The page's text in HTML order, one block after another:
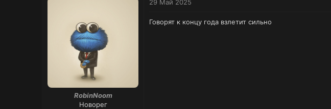
RobinNoom
Новорег
29 Май 2025
Говорят к концу года взлетит сильно